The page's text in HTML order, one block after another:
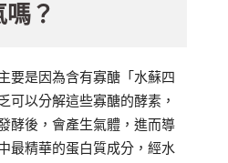
？
要是因為含有寡醣「水蘇四
可以分解這些寡醣的酵素，
酵後，會產生氣體，進而導
最精華的蛋白質成分，經水